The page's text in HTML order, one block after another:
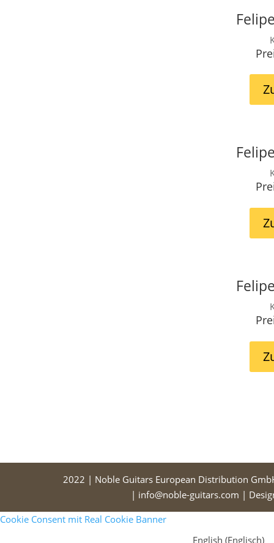
2022 | Noble Guitars European Distribution
| info@noble-guitars.com |
Cookie Consent mit Real Cookie Banner
English (Englisch)